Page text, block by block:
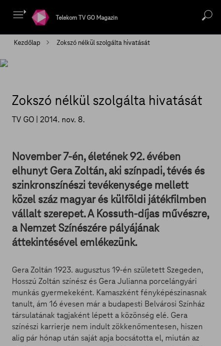
Telekom TV GO Magazin
Kezdőlap Zokszó nélkül szolgálta hivatását
Zokszó nélkül szolgálta hivatását
TV GO | 2014. nov. 8.
November 7-én, életének 92. évében
elhunyt Gera Zoltán, aki színpadi, tévés és
szinkronszínészi tevékenysége mellett
közel száz magyar és külföldi játékfilmben
vállalt szerepet. A Kossuth-díjas művészre,
a Nemzet Színészére pályájának
áttekintésével emlékezünk.
Gera Zoltán 1923. augusztus 19-én született Szegeden,
Hosszú Zoltán színész és Gera Julianna porcelángyári
munkás gyermekeként. Kamaszként fényképészinasnak
tanult, ám 16 évesen már a budapesti Belvárosi Színház
társulatának tagjaként lépett a közönség elé. Gera
színészi karrierje nem indult zökkenőmentesen, hiszen
alig pár hónap után saját apja bocsátotta el, miután az